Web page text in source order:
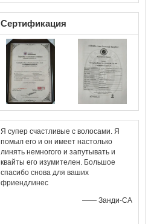
Сертификация
Я супер счастливые с волосами. Я
помыл его и он имеет настолько
линять немногого и запутывать и
квайты его изумителен. Большое
спасибо снова для ваших
фриендлинес
—— Занди-СА